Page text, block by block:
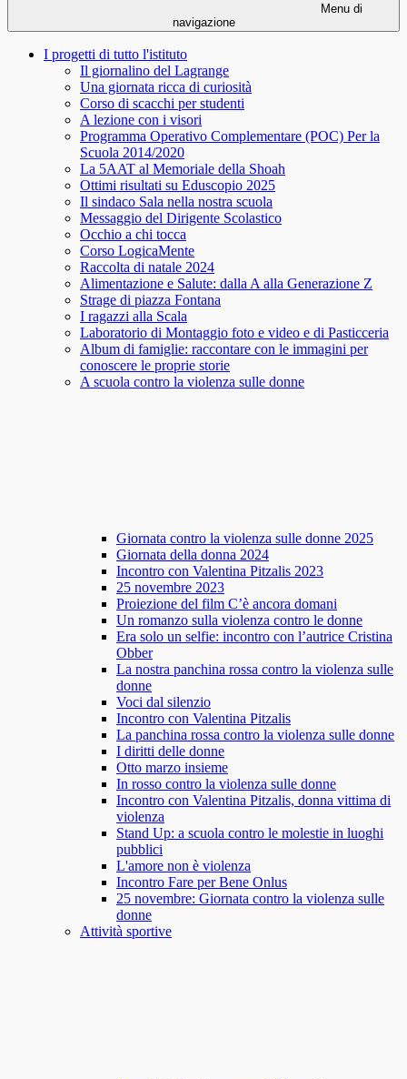
Menu di
navigazione
I progetti di tutto l'istituto
Il giornalino del Lagrange
Una giornata ricca di curiosità
Corso di scacchi per studenti
A lezione con i visori
Programma Operativo Complementare (POC) Per la
Scuola 2014/2020
La 5AAT al Memoriale della Shoah
Ottimi risultati su Eduscopio 2025
Il sindaco Sala nella nostra scuola
Messaggio del Dirigente Scolastico
Occhio a chi tocca
Corso LogicaMente
Raccolta di natale 2024
Alimentazione e Salute: dalla A alla Generazione Z
Strage di piazza Fontana
I ragazzi alla Scala
Laboratorio di Montaggio foto e video e di Pasticceria
Album di famiglie: raccontare con le immagini per
conoscere le proprie storie
A scuola contro la violenza sulle donne
Giornata contro la violenza sulle donne 2025
Giornata della donna 2024
Incontro con Valentina Pitzalis 2023
25 novembre 2023
Proiezione del film C’è ancora domani
Un romanzo sulla violenza contro le donne
Era solo un selfie: incontro con l’autrice Cristina
Obber
La nostra panchina rossa contro la violenza sulle
donne
Voci dal silenzio
Incontro con Valentina Pitzalis
La panchina rossa contro la violenza sulle donne
I diritti delle donne
Otto marzo insieme
In rosso contro la violenza sulle donne
Incontro con Valentina Pitzalis, donna vittima di
violenza
Stand Up: a scuola contro le molestie in luoghi
pubblici
L'amore non è violenza
Incontro Fare per Bene Onlus
25 novembre: Giornata contro la violenza sulle
donne
Attività sportive